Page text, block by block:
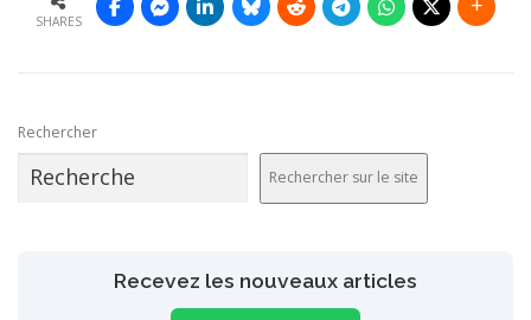
SHARES
Rechercher
Rechercher sur le site
Recevez les nouveaux articles